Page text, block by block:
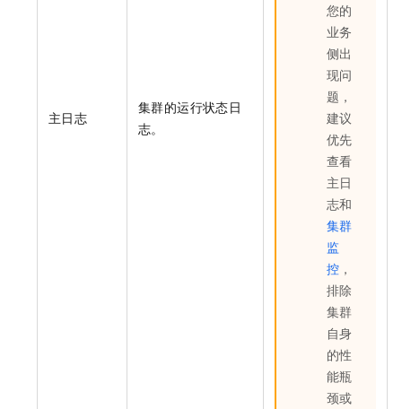
主日志
集群的运行状态日
志。
您的
业务
侧出
现问
题，
建议
优先
查看
主日
志和
集群
监
控 ，
排除
集群
自身
的性
能瓶
颈或